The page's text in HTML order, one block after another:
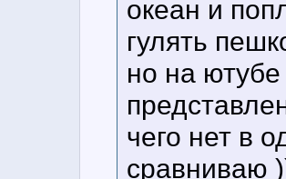
океан и
гулять
но на
чего нет в
сравниваю